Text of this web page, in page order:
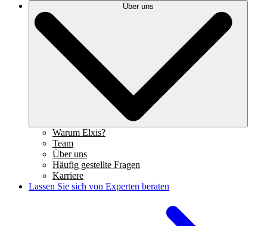
Über uns
Warum Elxis?
Team
Über uns
Häufig gestellte Fragen
Karriere
Lassen Sie sich von Experten beraten